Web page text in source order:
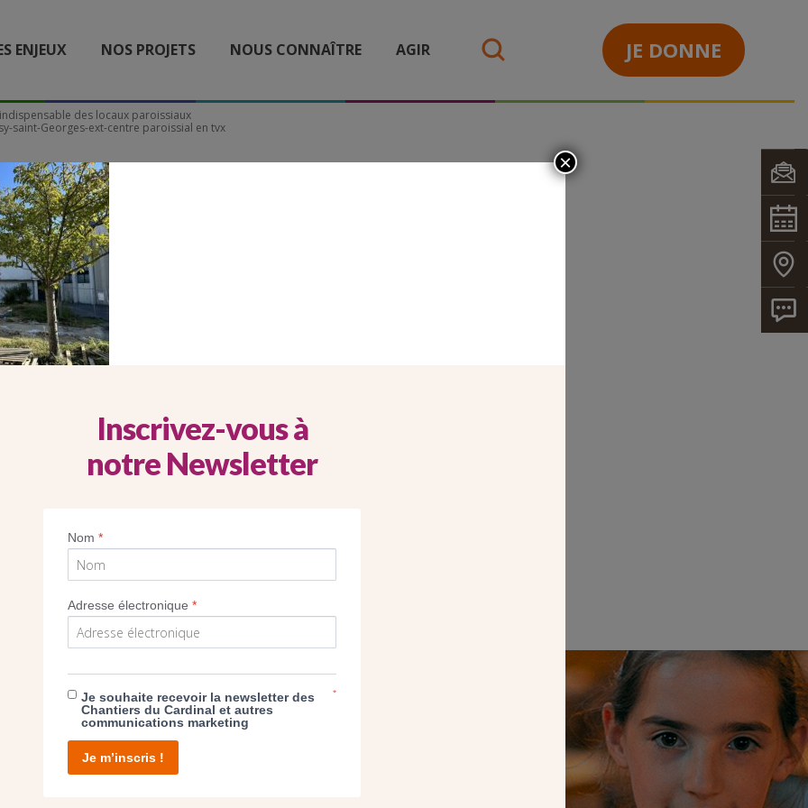
ENJEUX NOS PROJETS NOUS CONNAÎTRE AGIR JE DONNE
des locaux paroissiaux
saint-Georges-ext-centre paroissial en tvx
JM MAZEROLLE EGLISE
DAME DU VAL BUSSY-SAINT-
EXT-CENTRE PAROISSIAL EN TVX
Imprimer
DON
Inscrivez-vous à
notre Newsletter
Nom*
Adresse électronique*
Je souhaite recevoir la newsletter des
Chantiers du Cardinal et autres
communications marketing
*
Je m’inscris !
×